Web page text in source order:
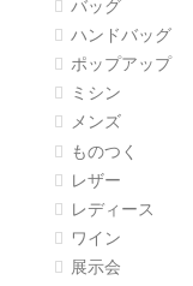
バッグ
ハンドバッグ
ポップアップ
ミシン
メンズ
ものつく
レザー
レディース
ワイン
展示会